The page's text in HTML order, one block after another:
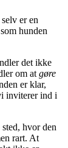
er en
hunden
det ikke
om at gøre
er klar,
inviterer ind i
hvor den
rart. At